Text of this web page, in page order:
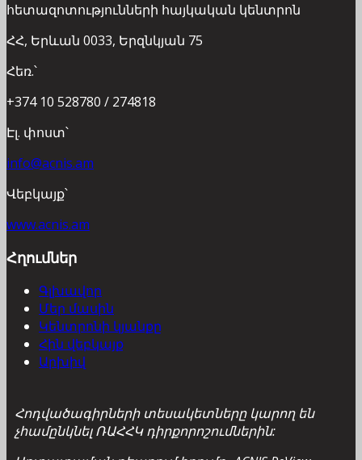
հետազոտությունների հայկական կենտրոն
ՀՀ, Երևան 0033, Երզնկյան 75
Հեռ.՝
+374 10 528780 / 274818
Էլ. փոստ՝
info@acnis.am
Վեբկայք՝
www.acnis.am
Հղումներ
Գլխավոր
Մեր մասին
Կենտրոնի կյանքը
Հին վեբկայք
Արխիվ
Հոդվածագիրների տեսակետները կարող են
չհամընկնել ՌԱՀՀԿ դիրքորոշումներին: